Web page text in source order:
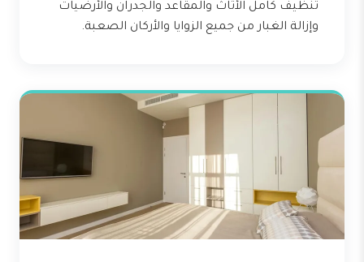
تنظيف كامل الأثاث والمقاعد والجدران والأرضيات
وإزالة الغبار من جميع الزوايا والأركان الصعبة.